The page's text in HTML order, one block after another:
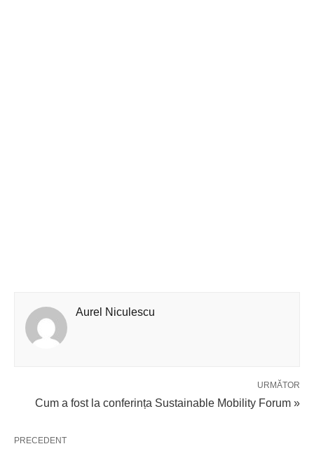
Aurel Niculescu
URMĂTOR
Cum a fost la conferința Sustainable Mobility Forum »
PRECEDENT